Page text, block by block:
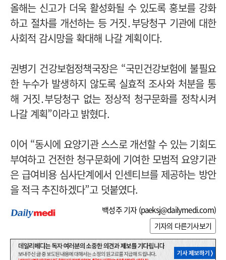
올해는 신고가 더욱 활성화될 수 있도록 홍보를 강화
하고 절차를 개선하는 등 거짓․부당청구 기관에 대한
사회적 감시망을 확대해 나갈 계획이다.
권병기 건강보험정책국장은 “국민건강보험에 불필요
한 누수가 발생하지 않도록 실효적 조사와 처분을 통
해 거짓․부당청구 없는 정상적 청구문화를 정착시켜
나갈 계획”이라고 밝혔다.
이어 “동시에 요양기관 스스로 개선할 수 있는 기회도
부여하고 건전한 청구문화에 기여한 모범적 요양기관
은 급여비용 심사단계에서 인센티브를 제공하는 방안
을 적극 추진하겠다”고 덧붙였다.
백성주 기자 (paeksj@dailymedi.com)
기자의 다른기사보기